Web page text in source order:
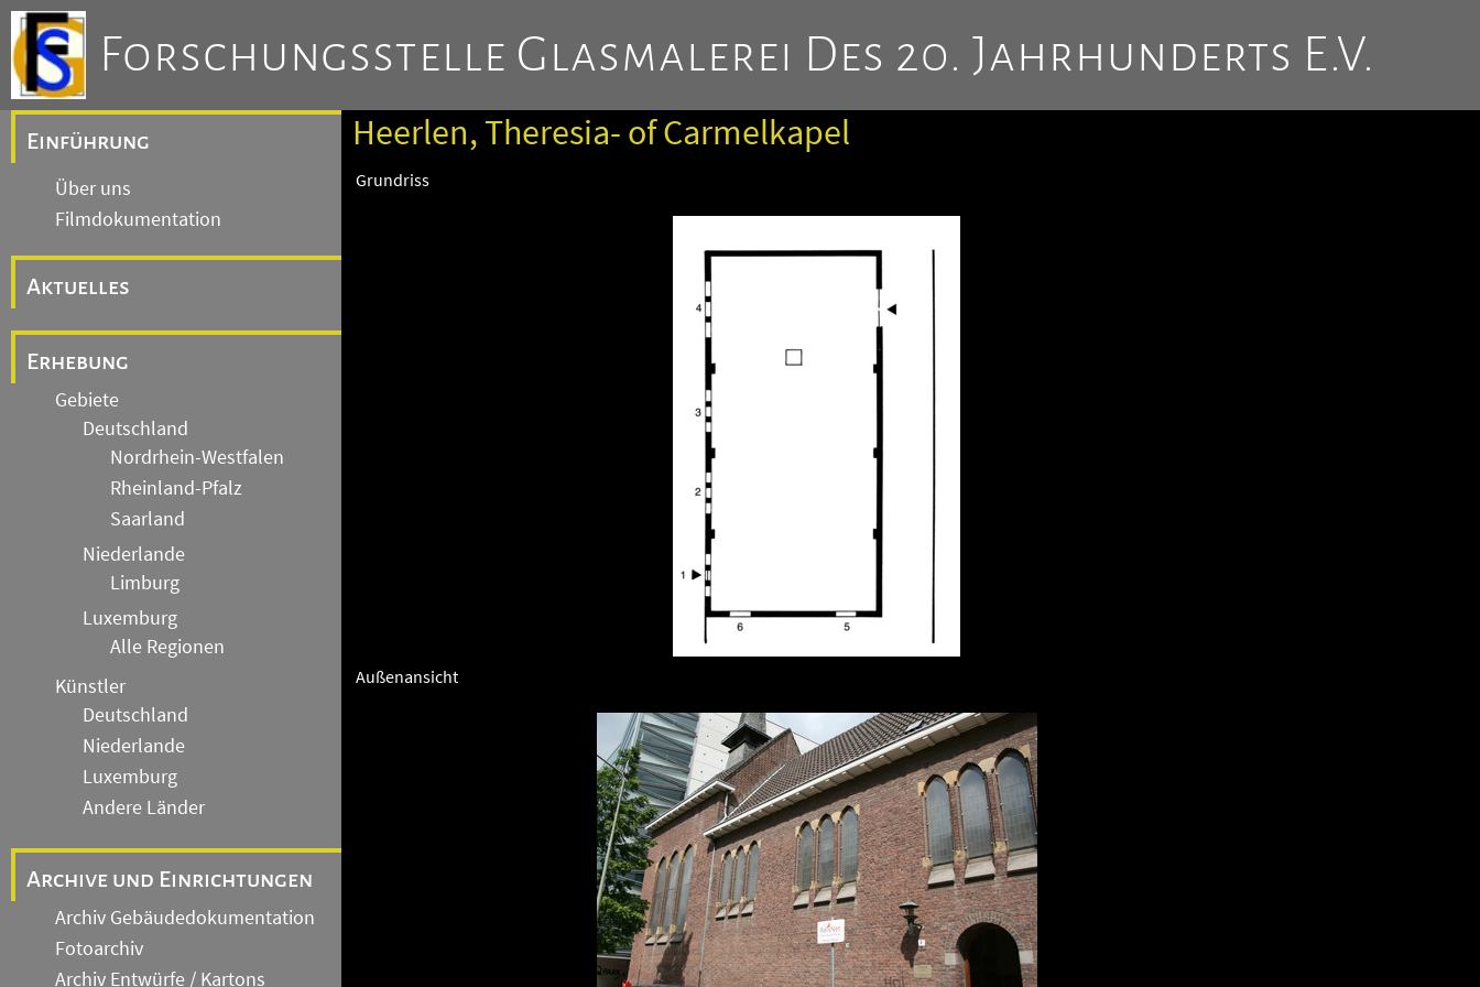
Forschungsstelle Glasmalerei Des 20. Jahrhunderts E.V.
Einführung
Über uns
Filmdokumentation
Aktuelles
Erhebung
Gebiete
Deutschland
Nordrhein-Westfalen
Rheinland-Pfalz
Saarland
Niederlande
Limburg
Luxemburg
Alle Regionen
Künstler
Deutschland
Niederlande
Luxemburg
Andere Länder
Archive und Einrichtungen
Archiv Gebäudedokumentation
Fotoarchiv
Archiv Entwürfe / Kartons
Heerlen, Theresia- of Carmelkapel
Grundriss
Außenansicht